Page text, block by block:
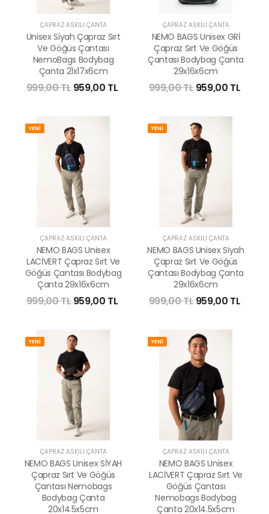
ÇAPRAZ ASKILI ÇANTA
Unisex Siyah Çapraz Sırt
Ve Göğüs Çantası
NemoBags Bodybag
Çanta 21x17x6cm
999,00 TL 959,00 TL
ÇAPRAZ ASKILI ÇANTA
NEMO BAGS Unisex GRİ
Çapraz Sırt Ve Göğüs
Çantası Bodybag Çanta
29x16x6cm
999,00 TL 959,00 TL
YENİ
ÇAPRAZ ASKILI ÇANTA
NEMO BAGS Unisex
LACİVERT Çapraz Sırt Ve
Göğüs Çantası Bodybag
Çanta 29x16x6cm
999,00 TL 959,00 TL
YENİ
ÇAPRAZ ASKILI ÇANTA
NEMO BAGS Unisex Siyah
Çapraz Sırt Ve Göğüs
Çantası Bodybag Çanta
29x16x6cm
999,00 TL 959,00 TL
YENİ
ÇAPRAZ ASKILI ÇANTA
NEMO BAGS Unisex SİYAH
Çapraz Sırt Ve Göğüs
Çantası Nemobags
Bodybag Çanta
20x14.5x5cm
YENİ
ÇAPRAZ ASKILI ÇANTA
NEMO BAGS Unisex
LACİVERT Çapraz Sırt Ve
Göğüs Çantası
Nemobags Bodybag
Çanta 20x14.5x5cm